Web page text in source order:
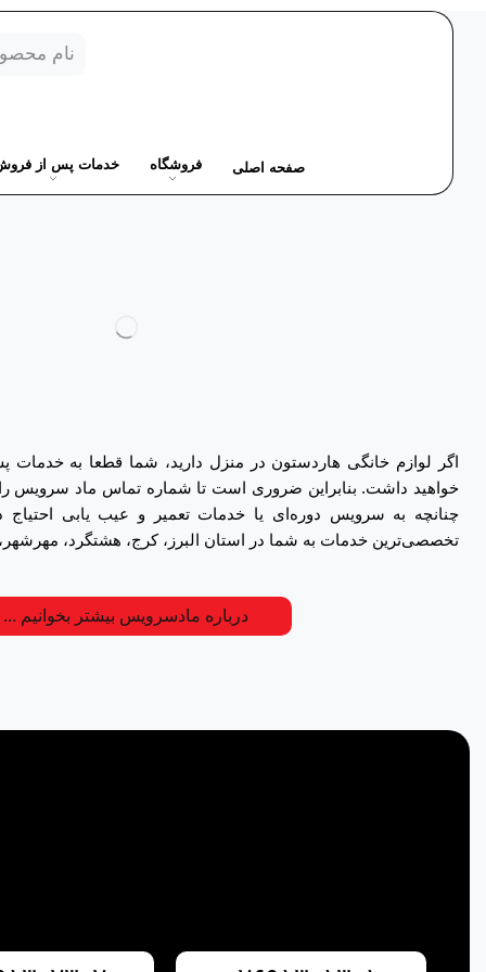
صفحه اصلی فروشگاه خدمات پس از
اگر لوازم خانگی هاردستون در منزل دارید، شما قطعا به
خواهید داشت. بنابراین ضروری است تا شماره تماس ماد سرویس را
چنانچه به سرویس دوره‌ای یا خدمات تعمیر و عیب یابی احتیاج
تخصصی‌ترین خدمات به شما در استان البرز، کرج، هشتگرد،
درباره مادسرویس بیشتر بخوانیم ...